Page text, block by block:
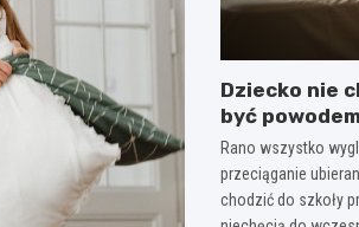
Dziecko nie
być
Rano wszystko
przeciąganie
chodzić do szkoły